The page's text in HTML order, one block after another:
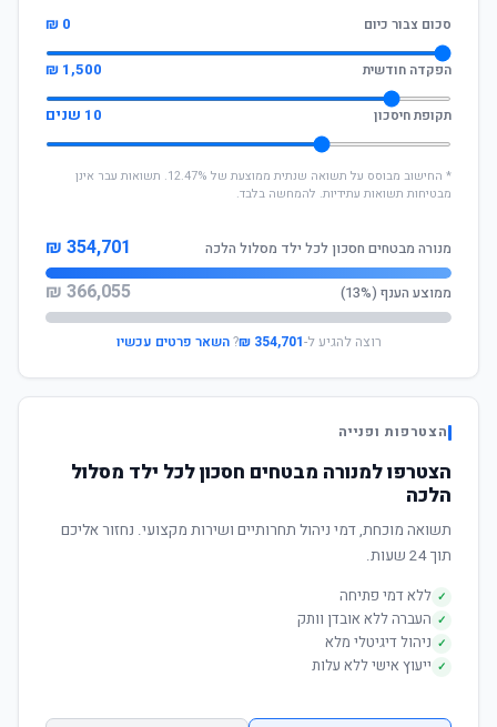
סכום צבור כיום
0 ₪
הפקדה חודשית 1,500 ₪
תקופת חיסכון 10 שנים
* החישוב מבוסס על תשואה שנתית ממוצעת של 12.47%. תשואות עבר אינן
מבטיחות תשואות עתידיות. להמחשה בלבד.
מנורה מבטחים חסכון לכל ילד מסלול הלכה 354,701 ₪
ממוצע הענף (13%) 366,055 ₪
רוצה להגיע ל-354,701 ₪
?השאר פרטים עכשיו
הצטרפות ופנייה
הצטרפו למנורה מבטחים חסכון לכל ילד מסלול
הלכה
תשואה מוכחת, דמי ניהול תחרותיים ושירות מקצועי. נחזור אליכם
תוך 24 שעות.
✓ ללא דמי פתיחה
✓ העברה ללא אובדן וותק
✓ ניהול דיגיטלי מלא
✓ ייעוץ אישי ללא עלות